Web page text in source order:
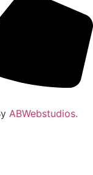
ABWebstudios.